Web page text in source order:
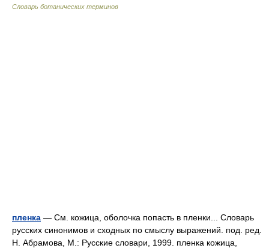
Словарь ботанических терминов
пленка — См. кожица, оболочка попасть в пленки... Словарь
русских синонимов и сходных по смыслу выражений. под. ред.
Н. Абрамова, М.: Русские словари, 1999. пленка кожица,